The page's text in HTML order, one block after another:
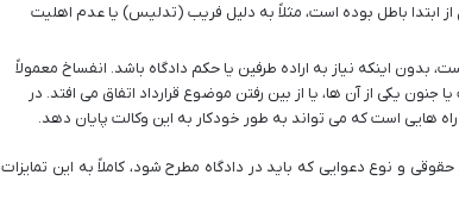
از ابتدا باطل بوده است، مثلاً به دلیل فریب (تدلیس) یا عدم اهلیت
اینکه نیاز به اراده طرفین یا حکم دادگاه باشد. انفساخ معمولاً
جنون یکی از آن ها، یا از بین رفتن موضوع قرارداد اتفاق می افتد. در
هایی است که می تواند به طور خودکار به این وکالت پایان دهد.
و نوع دعوایی که باید در دادگاه مطرح شود، کاملاً به این تمایزات